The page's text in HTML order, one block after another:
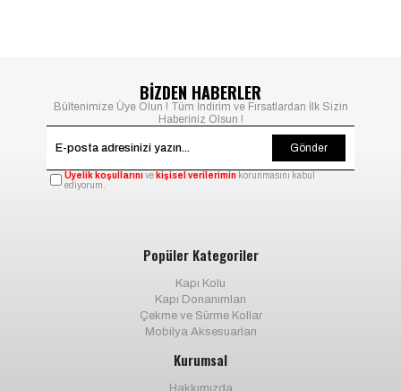
BİZDEN HABERLER
Bültenimize Üye Olun ! Tüm İndirim ve Fırsatlardan İlk Sizin
Haberiniz Olsun !
Gönder
Üyelik koşullarınıve kişisel verilerimin korunmasını kabul
ediyorum.
Popüler Kategoriler
Kapı Kolu
Kapı Donanımları
Çekme ve Sürme Kollar
Mobilya Aksesuarları
Kurumsal
Hakkımızda